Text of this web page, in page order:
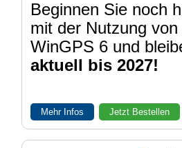
Beginnen Sie noch
mit der Nutzung von
WinGPS 6 und
aktuell bis 2027!
Mehr Infos Jetzt Bestellen